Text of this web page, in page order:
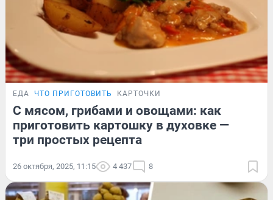
ЕДА ЧТО ПРИГОТОВИТЬ КАРТОЧКИ
С мясом, грибами и овощами: как
приготовить картошку в духовке —
три простых рецепта
26 октября, 2025, 11:15 4 437 8